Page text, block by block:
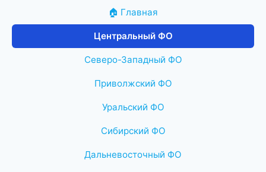
🏠 Главная
Центральный ФО
Северо-Западный ФО
Приволжский ФО
Уральский ФО
Сибирский ФО
Дальневосточный ФО